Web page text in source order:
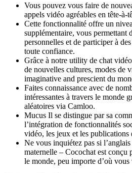
Vous pouvez vous faire de
appels vidéo agréables en tête-à-
Cette fonctionnalité offre un
supplémentaire, vous permettant
personnelles et de participer à
toute confiance.
Grâce à notre utility de chat
de nouvelles cultures, modes de
imaginative and prescient du
Faites connaissance avec de
intéressantes à travers le monde
aléatoires via Camloo.
Mucus Il se distingue par sa
l’intégration de fonctionnalités
vidéo, les jeux et les publications
Ne vous inquiétez pas si
maternelle – Cocochat est
le monde, peu importe d’où vous